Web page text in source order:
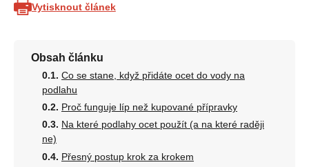
Vytisknout článek
Obsah článku
Co se stane, když přidáte ocet do vody na
podlahu
Proč funguje líp než kupované přípravky
Na které podlahy ocet použít (a na které raději
ne)
Přesný postup krok za krokem